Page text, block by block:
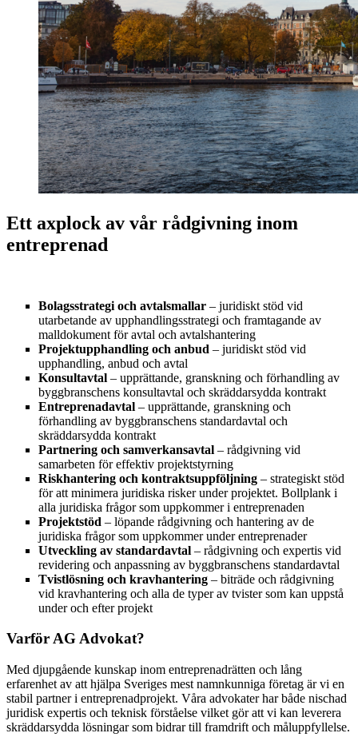
Ett axplock av vår rådgivning inom
entreprenad
Bolagsstrategi och avtalsmallar – juridiskt stöd vid
utarbetande av upphandlingsstrategi och framtagande av
malldokument för avtal och avtalshantering
Projektupphandling och anbud – juridiskt stöd vid
upphandling, anbud och avtal
Konsultavtal – upprättande, granskning och förhandling av
byggbranschens konsultavtal och skräddarsydda kontrakt
Entreprenadavtal – upprättande, granskning och
förhandling av byggbranschens standardavtal och
skräddarsydda kontrakt
Partnering och samverkansavtal – rådgivning vid
samarbeten för effektiv projektstyrning
Riskhantering och kontraktsuppföljning – strategiskt stöd
för att minimera juridiska risker under projektet. Bollplank i
alla juridiska frågor som uppkommer i entreprenaden
Projektstöd – löpande rådgivning och hantering av de
juridiska frågor som uppkommer under entreprenader
Utveckling av standardavtal – rådgivning och expertis vid
revidering och anpassning av byggbranschens standardavtal
Tvistlösning och kravhantering – biträde och rådgivning
vid kravhantering och alla de typer av tvister som kan uppstå
under och efter projekt
Varför AG Advokat?
Med djupgående kunskap inom entreprenadrätten och lång
erfarenhet av att hjälpa Sveriges mest namnkunniga företag är vi en
stabil partner i entreprenadprojekt. Våra advokater har både nischad
juridisk expertis och teknisk förståelse vilket gör att vi kan leverera
skräddarsydda lösningar som bidrar till framdrift och måluppfyllelse.